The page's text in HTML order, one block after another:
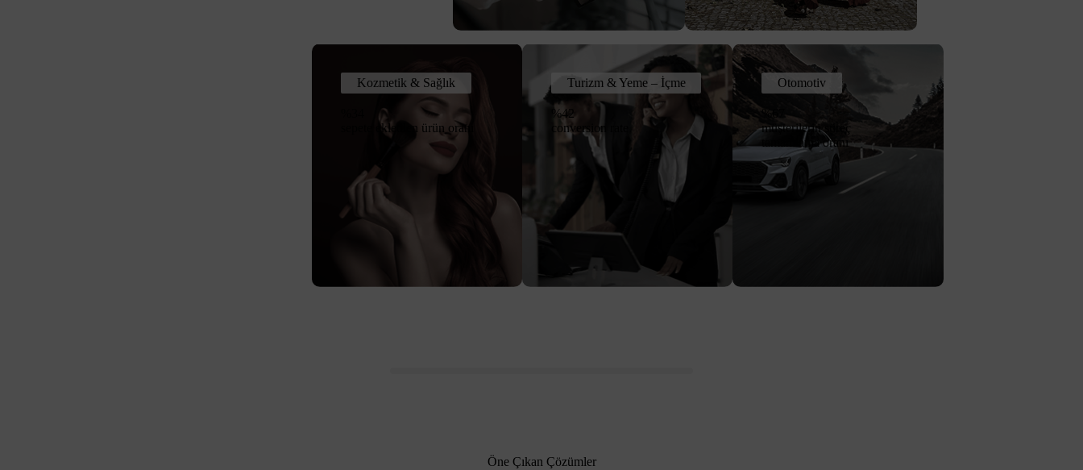
Kozmetik & Sağlık
sepete ekletilen ürün oranı
Turizm & Yeme – İçme
%42
conversion rate
Otomotiv
müşterilerin süreç
tamamlama oranı
Öne Çıkan Çözümler